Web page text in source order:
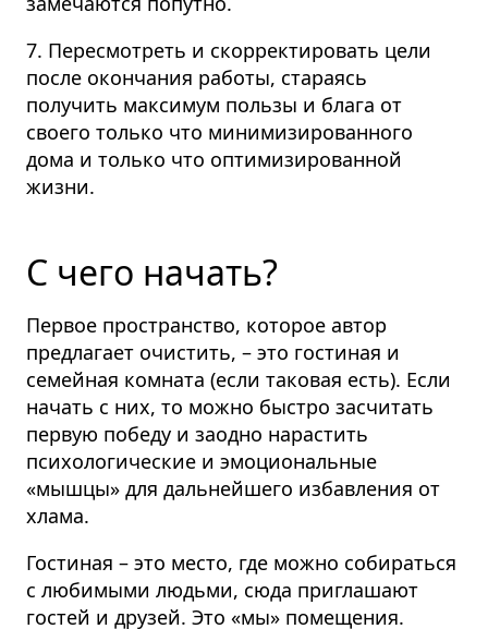
7. Пересмотреть и скорректировать цели
после окончания работы, стараясь
получить максимум пользы и блага от
своего только что минимизированного
дома и только что оптимизированной
жизни.
С чего начать?
Первое пространство, которое автор
предлагает очистить, – это гостиная и
семейная комната (если таковая есть). Если
начать с них, то можно быстро засчитать
первую победу и заодно нарастить
психологические и эмоциональные
«мышцы» для дальнейшего избавления от
хлама.
Гостиная – это место, где можно собираться
с любимыми людьми, сюда приглашают
гостей и друзей. Это «мы» помещения.